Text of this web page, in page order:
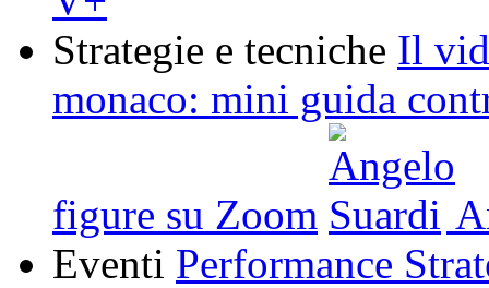
Strategie e tecniche Il
monaco: mini guida
figure su Zoom
Eventi Performance